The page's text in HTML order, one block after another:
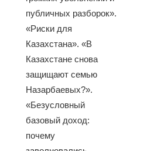
публичных разборок».
«Риски для
Казахстана». «В
Казахстане снова
защищают семью
Назарбаевых?».
«Безусловный
базовый доход:
почему